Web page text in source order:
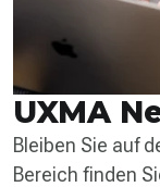
UXMA
Bleiben Sie auf
Bereich finden